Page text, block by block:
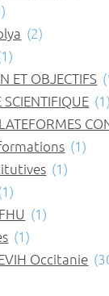
(2)
ET OBJECTIFS
(1)
(1)
(1)
(1)
(1)
Occitanie